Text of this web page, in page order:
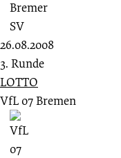
26.08.2008
3. Runde
LOTTO
VfL 07 Bremen